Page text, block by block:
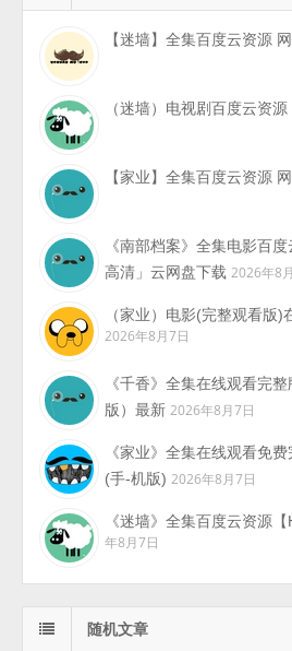
【迷墙】全集百度云资源
（迷墙）电视剧百度云资
【家业】全集百度云资源
《南部档案》全集电影百
高清」云网盘下载 2026年8
（家业）电影(完整观看版
2026年8月7日
《千香》全集在线观看完
版）最新 2026年8月7日
《家业》全集在线观看免
(手-机版) 2026年8月7日
《迷墙》全集百度云资源【
年8月7日
随机文章